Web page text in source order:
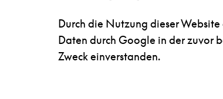
Durch die Nutzung dieser
Daten durch Google in der zuvor
Zweck einverstanden.